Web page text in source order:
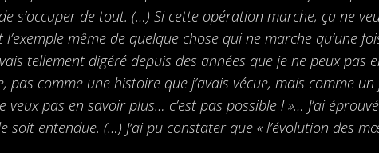
s’occuper de tout. (…) Si cette opération marche, ça ne
même de quelque chose qui ne marche qu’une
tellement digéré depuis des années que je ne peux pas
comme une histoire que j’avais vécue, mais comme
veux pas en savoir plus… c’est pas possible ! »… J’ai
soit entendue. (…) J’ai pu constater que « l’évolution des